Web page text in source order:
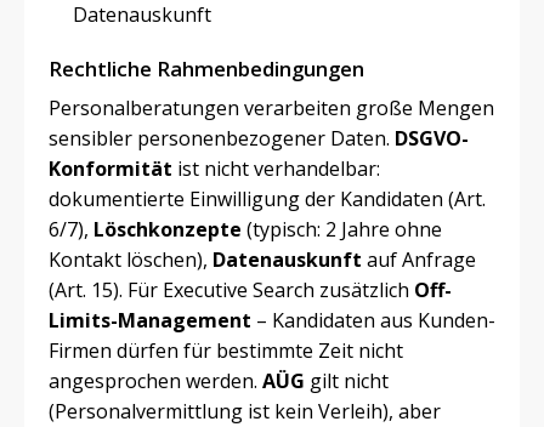
Datenauskunft
Rechtliche Rahmenbedingungen
Personalberatungen verarbeiten große Mengen
sensibler personenbezogener Daten. DSGVO-
Konformität ist nicht verhandelbar:
dokumentierte Einwilligung der Kandidaten (Art.
6/7), Löschkonzepte (typisch: 2 Jahre ohne
Kontakt löschen), Datenauskunft auf Anfrage
(Art. 15). Für Executive Search zusätzlich Off-
Limits-Management – Kandidaten aus Kunden-
Firmen dürfen für bestimmte Zeit nicht
angesprochen werden. AÜG gilt nicht
(Personalvermittlung ist kein Verleih), aber